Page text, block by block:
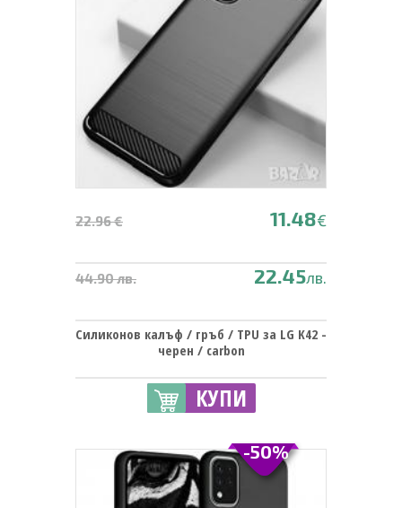
22.96 € 11.48€
44.90 лв. 22.45лв.
Силиконов калъф / гръб / TPU за LG K42 -
черен / carbon
КУПИ
-50%